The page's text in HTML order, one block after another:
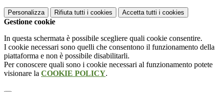
Personalizza Rifiuta tutti i cookies Accetta tutti i cookies
Gestione cookie
In questa schermata è possibile scegliere quali cookie consentire.
I cookie necessari sono quelli che consentono il funzionamento della
piattaforma e non è possibile disabilitarli.
Per conoscere quali sono i cookie necessari al funzionamento potete
visionare la COOKIE POLICY.